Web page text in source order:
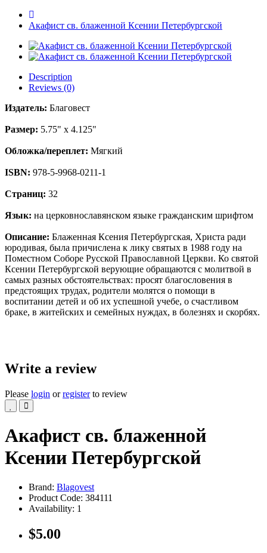
Акафист св. блаженной Ксении Петербургской
Description
Reviews (0)
Издатель: Благовест
Размер: 5.75" x 4.125"
Обложка/переплет: Мягкий
ISBN: 978-5-9968-0211-1
Страниц: 32
Язык: на церковнославянском языке гражданским шрифтом
Описание: Блаженная Ксения Петербургская, Христа ради
юродивая, была причислена к лику святых в 1988 году на
Поместном Соборе Русской Православной Церкви. Ко святой
Ксении Петербургской верующие обращаются с молитвой в
самых разных обстоятельствах: просят благословения в
предстоящих трудах, родители молятся о помощи в
воспитании детей и об их успешной учебе, о счастливом
браке, в житейских и семейных нуждах, в болезнях и скорбях.
Write a review
Please login orregisterto review
Акафист св. блаженной
Ксении Петербургской
Brand: Blagovest
Product Code: 384111
Availability: 1
$5.00